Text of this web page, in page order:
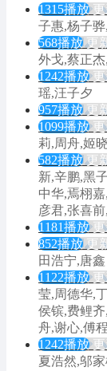
1315播放
子惠,杨子
568播放 更
外戈,蔡正
1242播放
瑶,汪子夕
957播放 更
1099播放
莉,周舟,姬
582播放 更
新,辛鹏,黑
中华,焉栩
彦君,张喜
1181播放
852播放 更
田浩宁,唐鑫
1122播放
莹,周德华,
侯镔,费鲤
舟,谢心,傅
1242播放
夏浩然,邬